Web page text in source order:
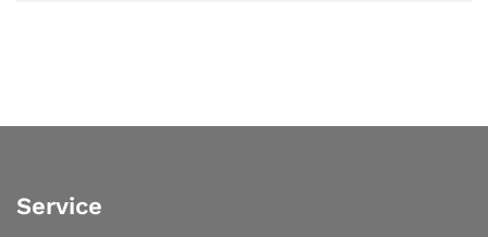
Service